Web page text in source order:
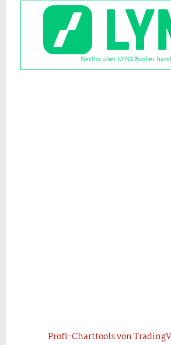
Netflix über LYNX Broker
Profi-Charttools von